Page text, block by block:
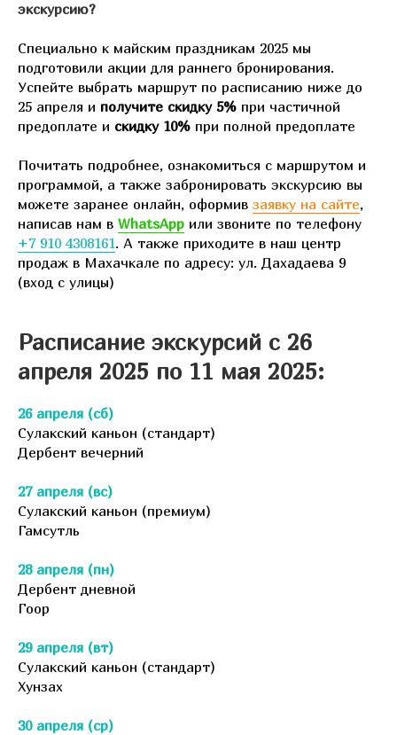
экскурсию?
Специально к майским праздникам 2025 мы
подготовили акции для раннего бронирования.
Успейте выбрать маршрут по расписанию ниже до
25 апреля и получите скидку 5% при частичной
предоплате и скидку 10% при полной предоплате
Почитать подробнее, ознакомиться с маршрутом и
программой, а также забронировать экскурсию вы
можете заранее онлайн, оформив заявку на сайте,
написав нам в WhatsApp или звоните по телефону
+7 910 4308161. А также приходите в наш центр
продаж в Махачкале по адресу: ул. Дахадаева 9
(вход с улицы)
Расписание экскурсий с 26
апреля 2025 по 11 мая 2025:
26 апреля (сб)
Сулакский каньон (стандарт)
Дербент вечерний
27 апреля (вс)
Сулакский каньон (премиум)
Гамсутль
28 апреля (пн)
Дербент дневной
Гоор
29 апреля (вт)
Сулакский каньон (стандарт)
Хунзах
30 апреля (ср)